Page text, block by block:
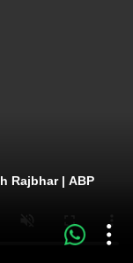
Rajbhar | ABP